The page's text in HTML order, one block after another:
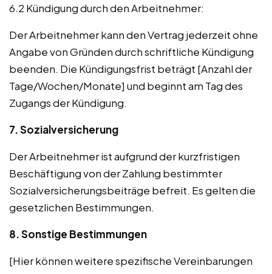
6.2 Kündigung durch den Arbeitnehmer:
Der Arbeitnehmer kann den Vertrag jederzeit ohne
Angabe von Gründen durch schriftliche Kündigung
beenden. Die Kündigungsfrist beträgt [Anzahl der
Tage/Wochen/Monate] und beginnt am Tag des
Zugangs der Kündigung.
7. Sozialversicherung
Der Arbeitnehmer ist aufgrund der kurzfristigen
Beschäftigung von der Zahlung bestimmter
Sozialversicherungsbeiträge befreit. Es gelten die
gesetzlichen Bestimmungen.
8. Sonstige Bestimmungen
[Hier können weitere spezifische Vereinbarungen